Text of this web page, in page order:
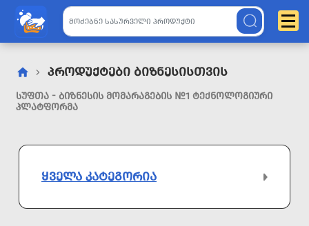
Პროდუქტები Ბიზნესისთვის
ᲡᲣᲤᲗᲐ - ᲑᲘᲖᲜᲔᲡᲘᲡ ᲛᲝᲛᲐᲠᲐᲒᲔᲑᲘᲡ №1 ᲢᲔᲥᲜᲝᲚᲝᲒᲘᲣᲠᲘ
ᲞᲚᲐᲢᲤᲝᲠᲛᲐ
ᲧᲕᲔᲚᲐ ᲙᲐᲢᲔᲒᲝᲠᲘᲐ